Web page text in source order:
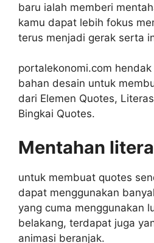
baru ialah memberi
kamu dapat lebih fokus
terus menjadi gerak serta
portalekonomi.com
bahan desain untuk
dari Elemen Quotes,
Bingkai Quotes.
Mentahan
untuk membuat quotes
dapat menggunakan
yang cuma menggunakan
belakang, terdapat juga
animasi beranjak.